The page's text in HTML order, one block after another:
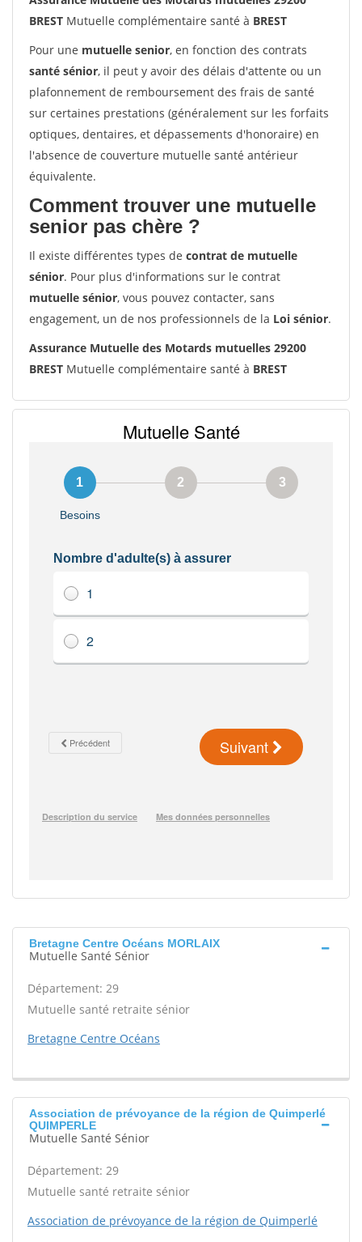
BREST Mutuelle complémentaire santé à BREST
Pour une mutuelle senior, en fonction des contrats
santé sénior, il peut y avoir des délais d'attente ou un
plafonnement de remboursement des frais de santé
sur certaines prestations (généralement sur les forfaits
optiques, dentaires, et dépassements d'honoraire) en
l'absence de couverture mutuelle santé antérieur
équivalente.
Comment trouver une mutuelle
senior pas chère ?
Il existe différentes types de contrat de mutuelle
sénior. Pour plus d'informations sur le contrat
mutuelle sénior, vous pouvez contacter, sans
engagement, un de nos professionnels de la Loi sénior.
Assurance Mutuelle des Motards mutuelles 29200
BREST Mutuelle complémentaire santé à BREST
Bretagne Centre Océans MORLAIX
Mutuelle Santé Sénior
Département: 29
Mutuelle santé retraite sénior
Bretagne Centre Océans
Association de prévoyance de la région de Quimperlé
QUIMPERLE
Mutuelle Santé Sénior
Département: 29
Mutuelle santé retraite sénior
Association de prévoyance de la région de Quimperlé